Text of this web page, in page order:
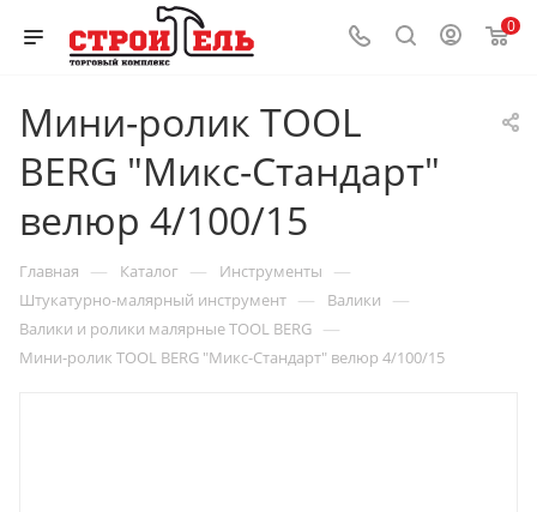
0
Мини-ролик TOOL
BERG "Микс-Стандарт"
велюр 4/100/15
Главная — Каталог — Инструменты —
Штукатурно-малярный инструмент — Валики —
Валики и ролики малярные TOOL BERG —
Мини-ролик TOOL BERG "Микс-Стандарт" велюр 4/100/15